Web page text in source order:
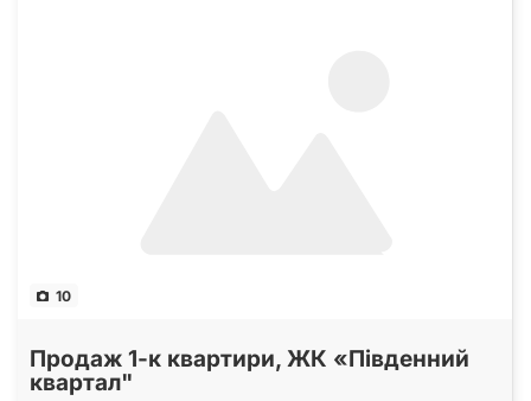
10
Продаж 1-к квартири, ЖК «Південний
квартал"